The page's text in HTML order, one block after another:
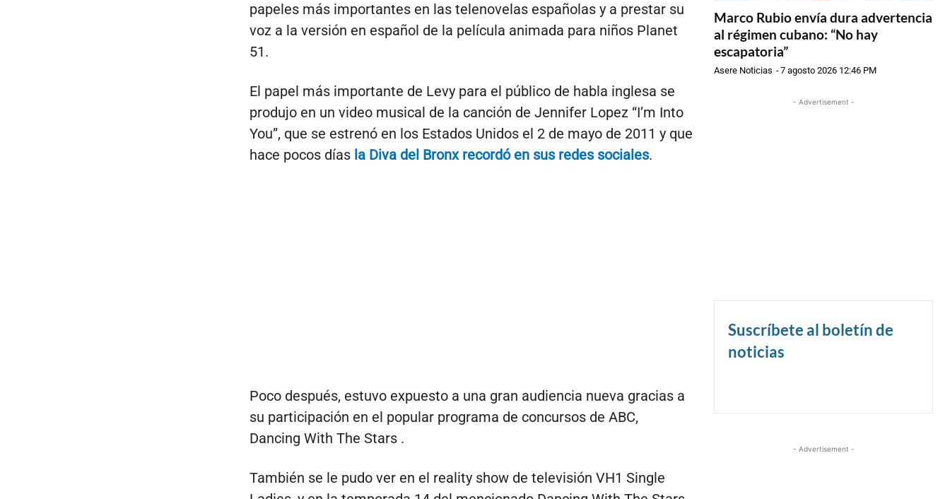
papeles más importantes en las telenovelas españolas y a prestar su
voz a la versión en español de la película animada para niños Planet
51.
El papel más importante de Levy para el público de habla inglesa se
produjo en un video musical de la canción de Jennifer Lopez “I’m Into
You”, que se estrenó en los Estados Unidos el 2 de mayo de 2011 y que
hace pocos días la Diva del Bronx recordó en sus redes sociales.
Poco después, estuvo expuesto a una gran audiencia nueva gracias a
su participación en el popular programa de concursos de ABC,
Dancing With The Stars .
También se le pudo ver en el reality show de televisión VH1 Single
Marco Rubio envía dura advertencia
al régimen cubano: “No hay
escapatoria”
Asere Noticias -7 agosto 2026 12:46 PM
- Advertisement -
Suscríbete al boletín de
noticias
- Advertisement -